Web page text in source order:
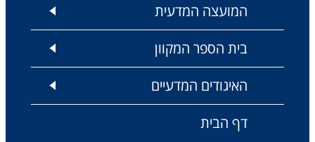
המועצה המדעית
בית הספר המקוון
האיגודים המדעיים
דף הבית